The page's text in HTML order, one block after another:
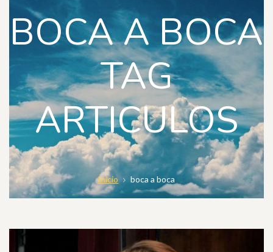
BOCA A BOCA
TAG
ARTICULOS
Inicio boca a boca